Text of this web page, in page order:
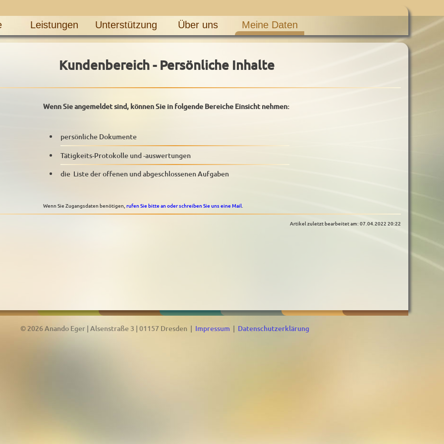
Leistungen Unterstützung Über uns Meine Daten
Kundenbereich - Persönliche Inhalte
Wenn Sie angemeldet sind, können Sie in folgende Bereiche Einsicht nehmen:
persönliche Dokumente
Tätigkeits-Protokolle und -auswertungen
die Liste der offenen und abgeschlossenen Aufgaben
Wenn Sie Zugangsdaten benötigen, rufen Sie bitte an oder schreiben Sie uns eine Mail.
Artikel zuletzt bearbeitet am: 07.04.2022 20:22
© 2026 Anando Eger | Alsenstraße 3 | 01157 Dresden | Impressum | Datenschutzerklärung